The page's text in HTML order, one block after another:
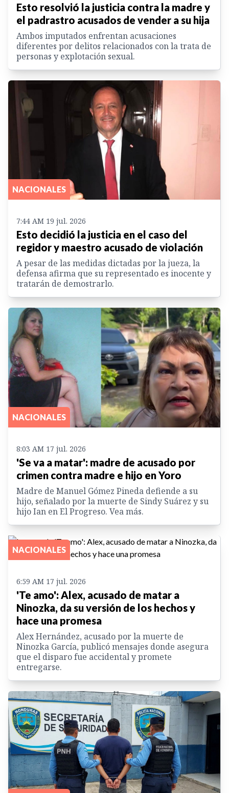
Esto resolvió la justicia contra la madre y
el padrastro acusados de vender a su hija
Ambos imputados enfrentan acusaciones
diferentes por delitos relacionados con la trata de
personas y explotación sexual.
NACIONALES
7:44 AM 19 jul. 2026
Esto decidió la justicia en el caso del
regidor y maestro acusado de violación
A pesar de las medidas dictadas por la jueza, la
defensa afirma que su representado es inocente y
tratarán de demostrarlo.
NACIONALES
8:03 AM 17 jul. 2026
'Se va a matar': madre de acusado por
crimen contra madre e hijo en Yoro
Madre de Manuel Gómez Pineda defiende a su
hijo, señalado por la muerte de Sindy Suárez y su
hijo Ian en El Progreso. Vea más.
NACIONALES
6:59 AM 17 jul. 2026
'Te amo': Alex, acusado de matar a
Ninozka, da su versión de los hechos y
hace una promesa
Alex Hernández, acusado por la muerte de
Ninozka García, publicó mensajes donde asegura
que el disparo fue accidental y promete
entregarse.